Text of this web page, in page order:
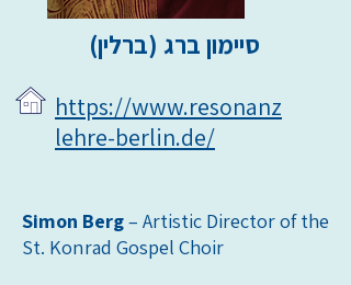
סיימון ברג (ברלין)
https://www.resonanz
lehre-berlin.de/
Simon Berg– Artistic Director of the
St. Konrad Gospel Choir